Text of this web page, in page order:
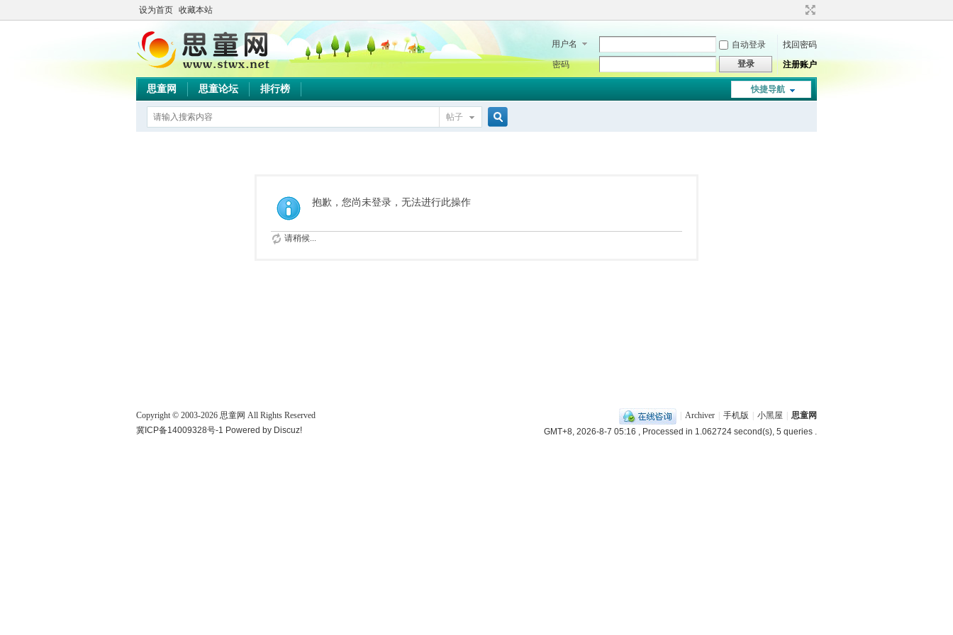
设为首页 收藏本站
用户名 自动登录
找回密码
密码
登录 注册账户
快捷导航
思童网 思童论坛 排行榜
帖子
抱歉，您尚未登录，无法进行此操作
请稍候...
Archiver 手机版 小黑屋
思童网
GMT+8, 2026-8-7 05:16 , Processed in 1.062724 second(s), 5 queries .
Copyright © 2003-2026 思童网 All Rights Reserved
冀ICP备14009328号-1 Powered by Discuz!